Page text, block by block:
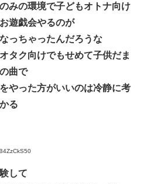
みの環境で子どもオトナ向け
遊戯会やるのが
っちゃったんだろうな
タク向けでもせめて子供だま
曲で
やった方がいいのは冷静に考
る
して